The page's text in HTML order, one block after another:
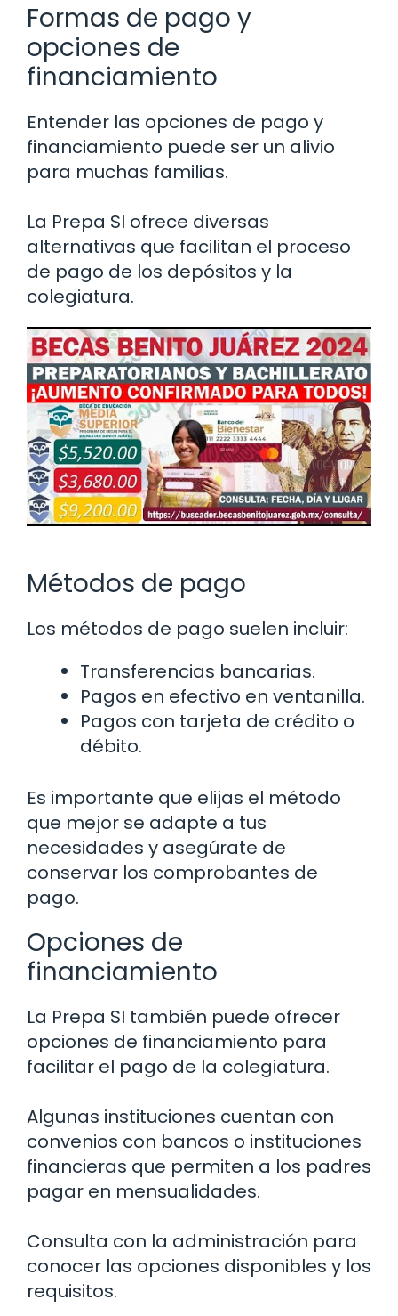
Formas de pago y
opciones de
financiamiento
Entender las opciones de pago y
financiamiento puede ser un alivio
para muchas familias.
La Prepa SI ofrece diversas
alternativas que facilitan el proceso
de pago de los depósitos y la
colegiatura.
Métodos de pago
Los métodos de pago suelen incluir:
Transferencias bancarias.
Pagos en efectivo en ventanilla.
Pagos con tarjeta de crédito o
débito.
Es importante que elijas el método
que mejor se adapte a tus
necesidades y asegúrate de
conservar los comprobantes de
pago.
Opciones de
financiamiento
La Prepa SI también puede ofrecer
opciones de financiamiento para
facilitar el pago de la colegiatura.
Algunas instituciones cuentan con
convenios con bancos o instituciones
financieras que permiten a los padres
pagar en mensualidades.
Consulta con la administración para
conocer las opciones disponibles y los
requisitos.